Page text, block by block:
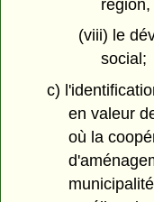
région,
(viii) le
social;
c)
en valeur
où la